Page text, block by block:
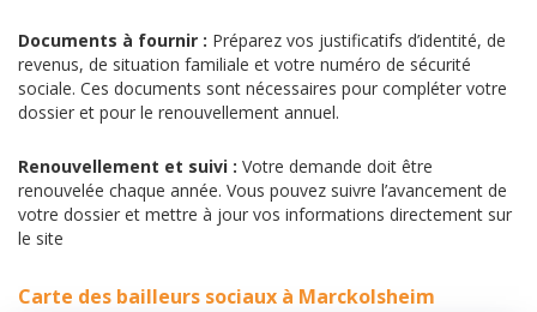
Documents à fournir : Préparez vos justificatifs d’identité, de
revenus, de situation familiale et votre numéro de sécurité
sociale. Ces documents sont nécessaires pour compléter votre
dossier et pour le renouvellement annuel.
Renouvellement et suivi : Votre demande doit être
renouvelée chaque année. Vous pouvez suivre l’avancement de
votre dossier et mettre à jour vos informations directement sur
le site
Carte des bailleurs sociaux à Marckolsheim